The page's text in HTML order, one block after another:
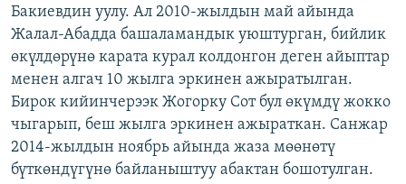
Бакиевдин уулу. Ал 2010-жылдын май айында
Жалал-Абадда башаламандык уюштурган, бийлик
өкүлдөрүнө карата курал колдонгон деген айыптар
менен алгач 10 жылга эркинен ажыратылган.
Бирок кийинчерээк Жогорку Сот бул өкүмдү жокко
чыгарып, беш жылга эркинен ажыраткан. Санжар
2014-жылдын ноябрь айында жаза мөөнөтү
бүткөндүгүнө байланыштуу абактан бошотулган.